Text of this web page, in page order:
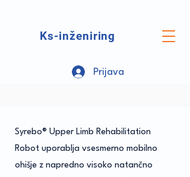
Ks-inženiring
Prijava
Syrebo® Upper Limb Rehabilitation
Robot uporablja vsesmerno mobilno
ohišje z napredno visoko natančno